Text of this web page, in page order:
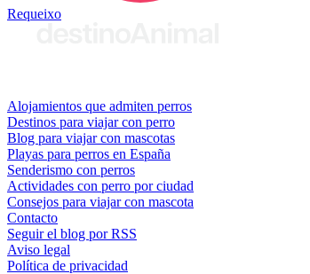
Requeixo
Alojamientos que admiten perros
Destinos para viajar con perro
Blog para viajar con mascotas
Playas para perros en España
Senderismo con perros
Actividades con perro por ciudad
Consejos para viajar con mascota
Contacto
Seguir el blog por RSS
Aviso legal
Política de privacidad